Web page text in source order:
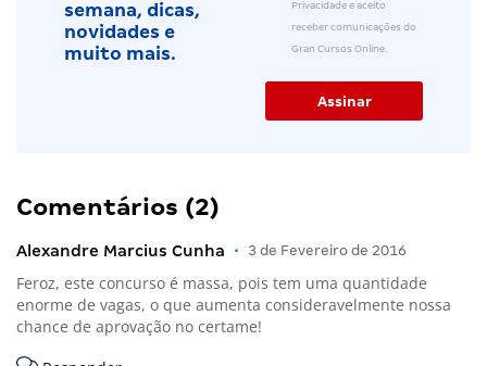
semana, dicas,
novidades e
muito mais.
Privacidade e aceito
receber comunicações do
Gran Cursos Online.
Comentários (2)
Alexandre Marcius Cunha • 3 de Fevereiro de 2016
Feroz, este concurso é massa, pois tem uma quantidade
enorme de vagas, o que aumenta consideravelmente nossa
chance de aprovação no certame!